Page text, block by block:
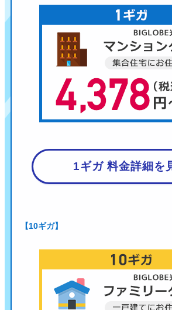
1ギガ 料金詳細を
【10ギガ】